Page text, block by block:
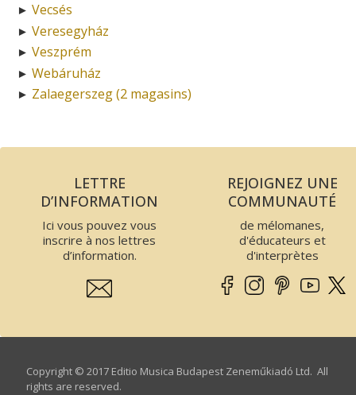
► Vecsés
► Veresegyház
► Veszprém
► Webáruház
► Zalaegerszeg (2 magasins)
LETTRE
D’INFORMATION
Ici vous pouvez vous
inscrire à nos lettres
d’information.
REJOIGNEZ UNE
COMMUNAUTÉ
de mélomanes,
d'éducateurs et
d'interprètes
Copyright © 2017 Editio Musica Budapest Zeneműkiadó Ltd. All
rights are reserved.